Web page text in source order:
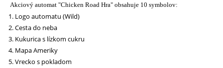
Akciový automat "Chicken Road Hra" obsahuje 10 symbolov:
Logo automatu (Wild)
Cesta do neba
Kukurica s lízkom cukru
Mapa Ameriky
Vrecko s pokladom